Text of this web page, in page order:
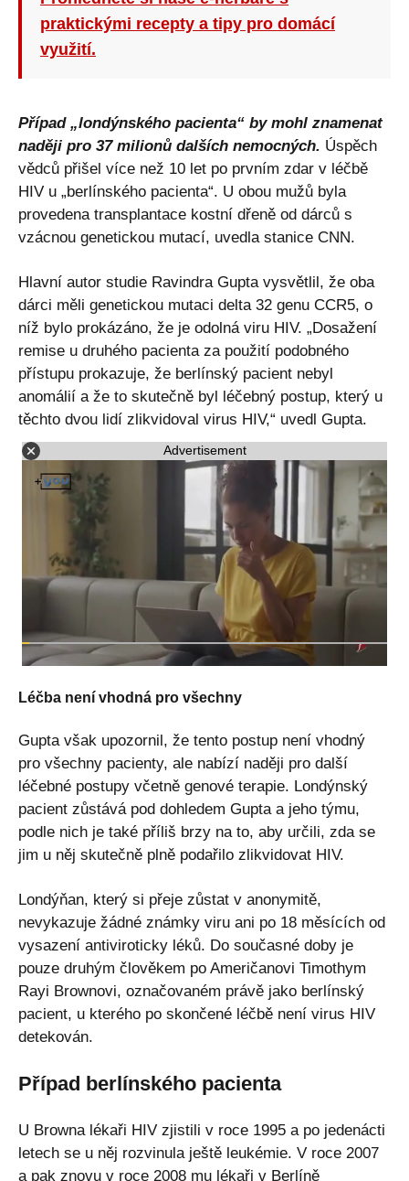
praktickými recepty a tipy pro domácí
využití.
Případ „londýnského pacienta“ by mohl znamenat
naději pro 37 milionů dalších nemocných. Úspěch
vědců přišel více než 10 let po prvním zdar v léčbě
HIV u „berlínského pacienta“. U obou mužů byla
provedena transplantace kostní dřeně od dárců s
vzácnou genetickou mutací, uvedla stanice CNN.
Hlavní autor studie Ravindra Gupta vysvětlil, že oba
dárci měli genetickou mutaci delta 32 genu CCR5, o
níž bylo prokázáno, že je odolná viru HIV. „Dosažení
remise u druhého pacienta za použití podobného
přístupu prokazuje, že berlínský pacient nebyl
anomálií a že to skutečně byl léčebný postup, který u
těchto dvou lidí zlikvidoval virus HIV,“ uvedl Gupta.
Advertisement
Léčba není vhodná pro všechny
Gupta však upozornil, že tento postup není vhodný
pro všechny pacienty, ale nabízí naději pro další
léčebné postupy včetně genové terapie. Londýnský
pacient zůstává pod dohledem Gupta a jeho týmu,
podle nich je také příliš brzy na to, aby určili, zda se
jim u něj skutečně plně podařilo zlikvidovat HIV.
Londýňan, který si přeje zůstat v anonymitě,
nevykazuje žádné známky viru ani po 18 měsících od
vysazení antiviroticky léků. Do současné doby je
pouze druhým člověkem po Američanovi Timothym
Rayi Brownovi, označovaném právě jako berlínský
pacient, u kterého po skončené léčbě není virus HIV
detekován.
Případ berlínského pacienta
U Browna lékaři HIV zjistili v roce 1995 a po jedenácti
letech se u něj rozvinula ještě leukémie. V roce 2007
a pak znovu v roce 2008 mu lékaři v Berlíně